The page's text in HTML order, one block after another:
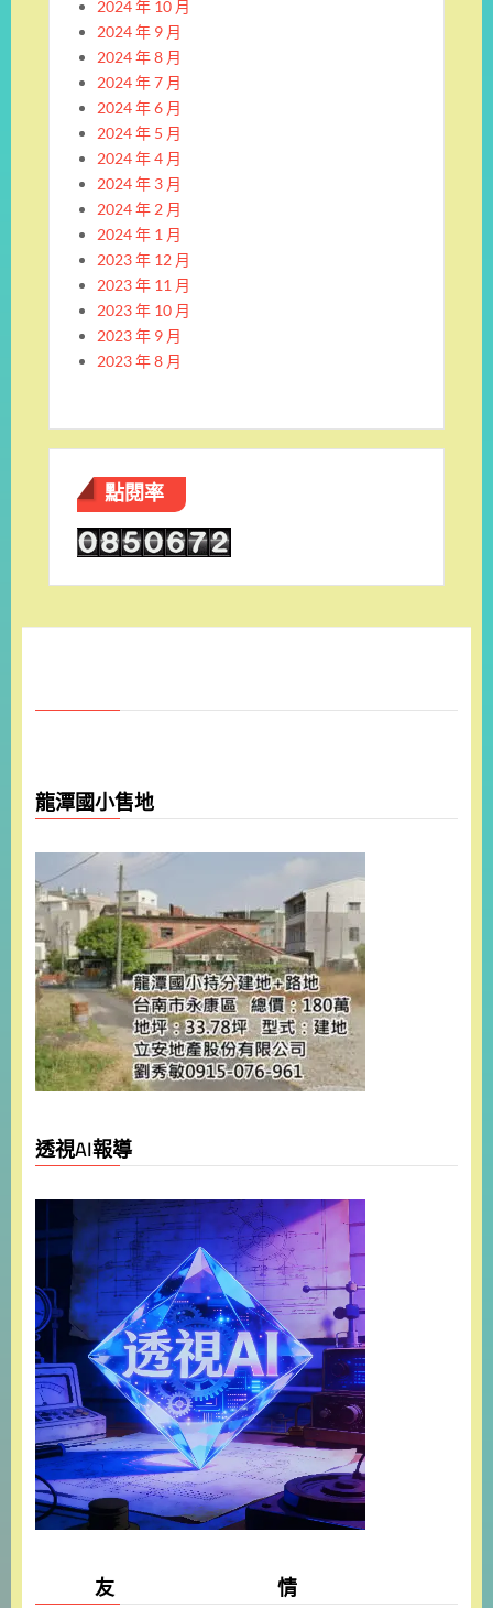
2024 年 10 月
2024 年 9 月
2024 年 8 月
2024 年 7 月
2024 年 6 月
2024 年 5 月
2024 年 4 月
2024 年 3 月
2024 年 2 月
2024 年 1 月
2023 年 12 月
2023 年 11 月
2023 年 10 月
2023 年 9 月
2023 年 8 月
點閱率
龍潭國小售地
透視AI報導
友 情